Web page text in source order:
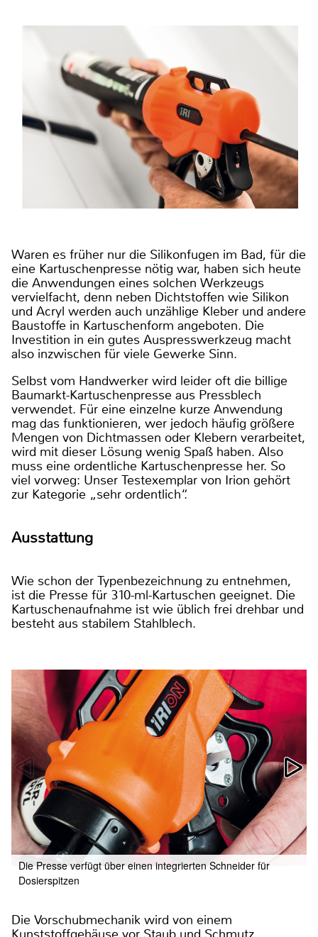
Waren es früher nur die Silikonfugen im Bad, für die
eine Kartuschenpresse nötig war, haben sich heute
die Anwendungen eines solchen Werkzeugs
vervielfacht, denn neben Dichtstoffen wie Silikon
und Acryl werden auch unzählige Kleber und andere
Baustoffe in Kartuschenform angeboten. Die
Investition in ein gutes Auspresswerkzeug macht
also inzwischen für viele Gewerke Sinn.
Selbst vom Handwerker wird leider oft die billige
Baumarkt-Kartuschenpresse aus Pressblech
verwendet. Für eine einzelne kurze Anwendung
mag das funktionieren, wer jedoch häufig größere
Mengen von Dichtmassen oder Klebern verarbeitet,
wird mit dieser Lösung wenig Spaß haben. Also
muss eine ordentliche Kartuschenpresse her. So
viel vorweg: Unser Testexemplar von Irion gehört
zur Kategorie „sehr ordentlich“.
Ausstattung
Wie schon der Typenbezeichnung zu entnehmen,
ist die Presse für 310-ml-Kartuschen geeignet. Die
Kartuschenaufnahme ist wie üblich frei drehbar und
besteht aus stabilem Stahlblech.
Die Presse verfügt über einen integrierten Schneider für
Dosierspitzen
Die Vorschubmechanik wird von einem